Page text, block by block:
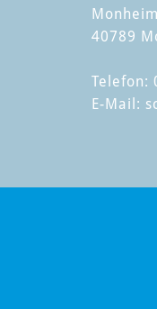
40789
Telefon:
E-Mail: